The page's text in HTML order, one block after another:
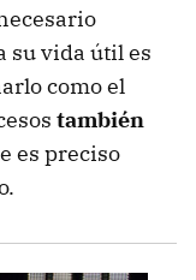
su vida útil es
como el
también
es preciso